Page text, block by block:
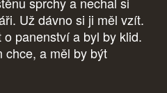
Už dávno si ji měl vzít.
panenství a byl by klid.
chce, a měl by být